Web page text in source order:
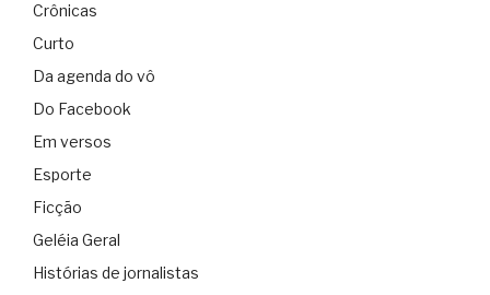
Crônicas
Curto
Da agenda do vô
Do Facebook
Em versos
Esporte
Ficção
Geléia Geral
Histórias de jornalistas